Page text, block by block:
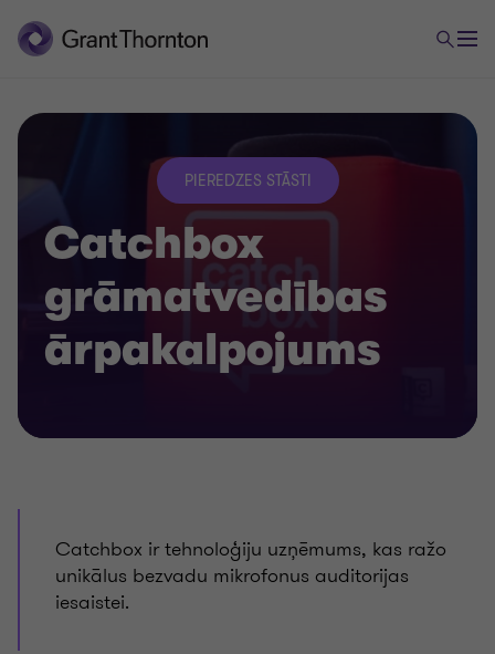
PIEREDZES STĀSTI
Catchbox
grāmatvedības
ārpakalpojums
Catchbox ir tehnoloģiju uzņēmums, kas ražo
unikālus bezvadu mikrofonus auditorijas
iesaistei.